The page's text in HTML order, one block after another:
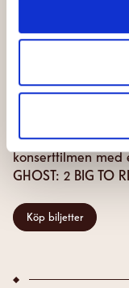
BILJETTER UTE!
GHOST: 2
Upplev svenska
turné som en i
konserterna,
ljudupptagning är
konsertfilmen med
GHOST: 2 BIG TO
Köp biljetter